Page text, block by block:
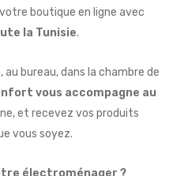
boutique en ligne avec
la Tunisie.
bureau, dans la chambre de
vous accompagne au
et recevez vos produits
vous soyez.